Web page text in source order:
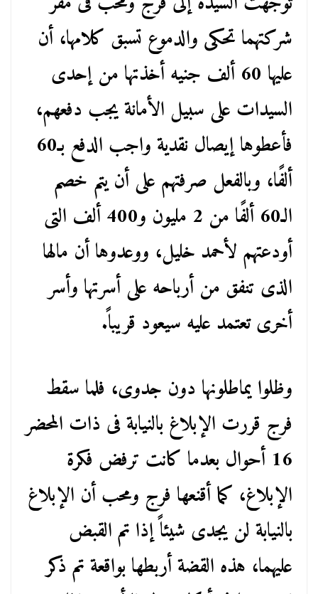
شركتهما تحكى والدموع تسبق كلامها، أن
عليها 60 ألف جنيه أخذتها من إحدى
السيدات على سبيل الأمانة يجب دفعهم،
فأعطوها إيصال نقدية واجب الدفع بـ60
ألفًا، وبالفعل صرفتهم على أن يتم خصم
الـ60 ألفًا من 2 مليون و400 ألف التى
أودعتهم لأحمد خليل، ووعدوها أن مالها
الذى تنفق من أرباحه على أسرتها وأسر
أخرى تعتمد عليه سيعود قريباً.
وظلوا يماطلونها دون جدوى، فلما سقط
فرج قررت الإبلاغ بالنيابة فى ذات المحضر
16 أحوال بعدما كانت ترفض فكرة
الإبلاغ، كما أقنعها فرج ومحب أن الإبلاغ
بالنيابة لن يجدى شيئاً إذا تم القبض
عليهما، هذه القضة أربطها بواقعة تم ذكر